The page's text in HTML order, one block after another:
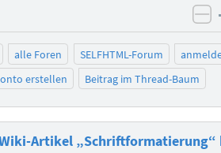
alle Foren SELFHTML-Forum
erstellen
Beitrag im Thread-Baum
Wiki-Artikel